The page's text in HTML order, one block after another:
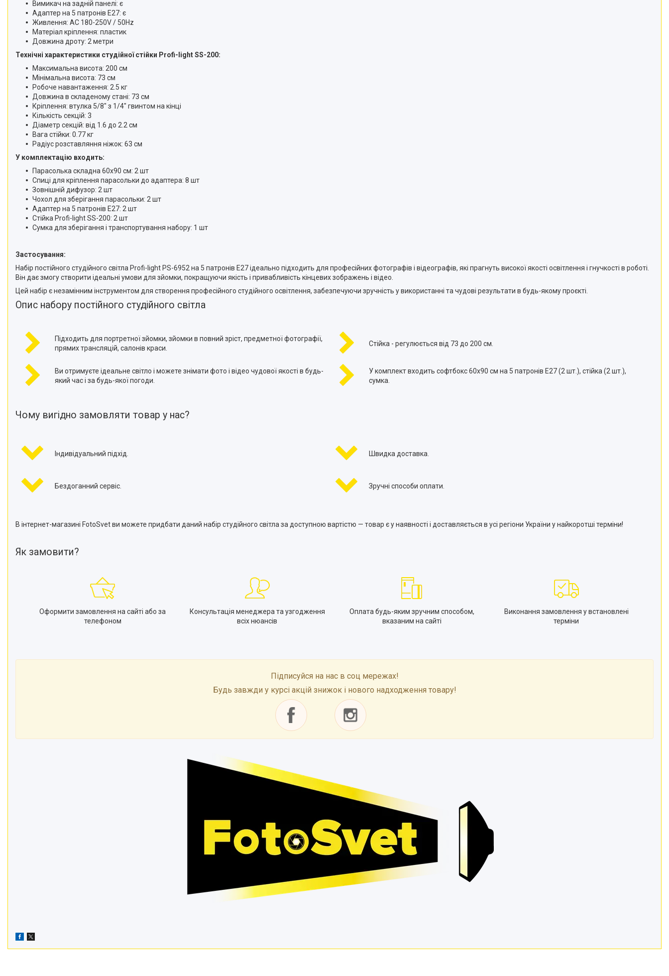
Вимикач на задній панелі: є
Адаптер на 5 патронів E27: є
Живлення: AC 180-250V / 50Hz
Матеріал кріплення: пластик
Довжина дроту: 2 метри
Технічні характеристики студійної стійки Profi-light SS-200:
Максимальна висота: 200 см
Мінімальна висота: 73 см
Робоче навантаження: 2.5 кг
Довжина в складеному стані: 73 см
Кріплення: втулка 5/8" з 1/4" гвинтом на кінці
Кількість секцій: 3
Діаметр секцій: від 1.6 до 2.2 см
Вага стійки: 0.77 кг
Радіус розставляння ніжок: 63 см
У комплектацію входить:
Парасолька складна 60х90 см: 2 шт
Спиці для кріплення парасольки до адаптера: 8 шт
Зовнішній дифузор: 2 шт
Чохол для зберігання парасольки: 2 шт
Адаптер на 5 патронів E27: 2 шт
Стійка Profi-light SS-200: 2 шт
Сумка для зберігання і транспортування набору: 1 шт
Застосування:
Набір постійного студійного світла Profi-light PS-6952 на 5 патронів E27 ідеально підходить для професійних фотографів і відеографів, які прагнуть високої якості освітлення і гнучкості в роботі.
Він дає змогу створити ідеальні умови для зйомки, покращуючи якість і привабливість кінцевих зображень і відео.
Цей набір є незамінним інструментом для створення професійного студійного освітлення, забезпечуючи зручність у використанні та чудові результати в будь-якому проєкті.
Опис набору постійного студійного світла
Підходить для портретної зйомки, зйомки в повний зріст, предметної фотографії,
прямих трансляцій, салонів краси.
Ви отримуєте ідеальне світло і можете знімати фото і відео чудової якості в будь-
який час і за будь-якої погоди.
Стійка - регулюється від 73 до 200 см.
У комплект входить софтбокс 60х90 см на 5 патронів E27 (2 шт.), стійка (2 шт.),
сумка.
Чому вигідно замовляти товар у нас?
Індивідуальний підхід.
Бездоганний сервіс.
Швидка доставка.
Зручні способи оплати.
В інтернет-магазині FotoSvet ви можете придбати даний набір студійного світла за доступною вартістю — товар є у наявності і доставляється в усі регіони України у найкоротші терміни!
Як замовити?
Оформити замовлення на сайті або за
телефоном
Консультація менеджера та узгодження
всіх нюансів
Оплата будь-яким зручним способом,
вказаним на сайті
Виконання замовлення у встановлені
терміни
Підписуйся на нас в соц мережах!
Будь завжди у курсі акцій знижок і нового надходження товару!